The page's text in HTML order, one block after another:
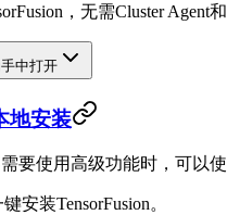
，无需Cluster Agent
中打开
地安装
要使用高级功能时，可以
安装TensorFusion。